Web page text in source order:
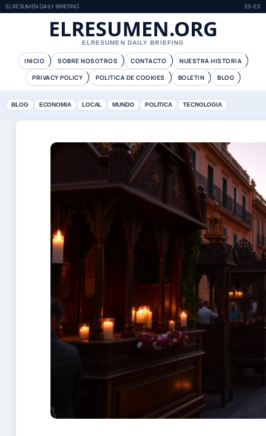
ELRESUMEN DAILY BRIEFING ES-ES
ELRESUMEN.ORG
ELRESUMEN DAILY BRIEFING
INICIO SOBRE NOSOTROS CONTACTO
NUESTRA HISTORIA
PRIVACY POLICY
POLITICA DE COOKIES BOLETIN BLOG
BLOG ECONOMIA LOCAL MUNDO POLITICA TECNOLOGIA